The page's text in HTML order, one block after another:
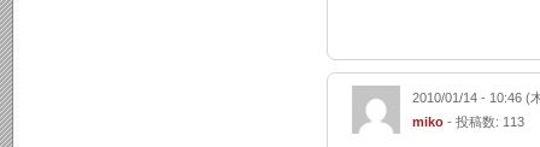
2010/01/14 - 10:46 (
miko - 投稿数: 113